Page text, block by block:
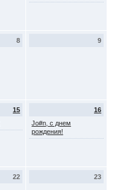
8 9
15
16
Jo#n, с днем
рождения!
22 23